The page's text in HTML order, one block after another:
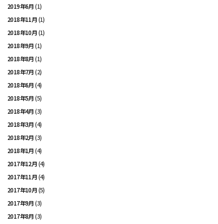
2019年6月(1)
2018年11月(1)
2018年10月(1)
2018年9月(1)
2018年8月(1)
2018年7月(2)
2018年6月(4)
2018年5月(5)
2018年4月(3)
2018年3月(4)
2018年2月(3)
2018年1月(4)
2017年12月(4)
2017年11月(4)
2017年10月(5)
2017年9月(3)
2017年8月(3)